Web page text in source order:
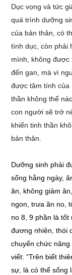
Dục vọng và tức
quá trình dưỡng
của bản thân, có
tình dục, còn phải
mình, không được
đến gan, mà vì
được tâm tính của
thần không thể
con người sẽ trở
khiến tinh thần
bản thân.
Dưỡng sinh phải
sống hằng ngày,
ăn, không giảm
ngon, trưa ăn no,
no 8, 9 phần là tốt
đương nhiên, thói
chuyển chức
viết: “Trên biết
sự, là có thể sống